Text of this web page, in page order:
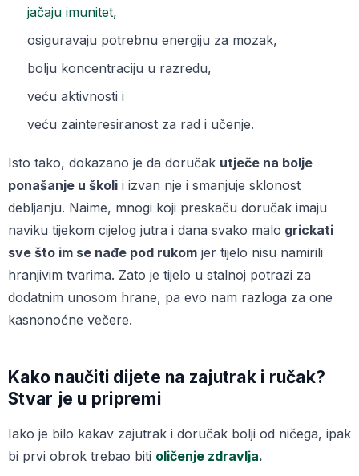
jačaju imunitet,
osiguravaju potrebnu energiju za mozak,
bolju koncentraciju u razredu,
veću aktivnosti i
veću zainteresiranost za rad i učenje.
Isto tako, dokazano je da doručak utječe na bolje
ponašanje u školi i izvan nje i smanjuje sklonost
debljanju. Naime, mnogi koji preskaču doručak imaju
naviku tijekom cijelog jutra i dana svako malo grickati
sve što im se nađe pod rukom jer tijelo nisu namirili
hranjivim tvarima. Zato je tijelo u stalnoj potrazi za
dodatnim unosom hrane, pa evo nam razloga za one
kasnonoćne večere.
Kako naučiti dijete na zajutrak i ručak?
Stvar je u pripremi
Iako je bilo kakav zajutrak i doručak bolji od ničega, ipak
bi prvi obrok trebao biti oličenje zdravlja.